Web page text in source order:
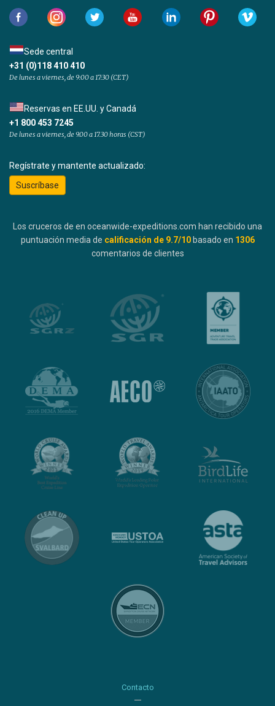
Sede central
+31 (0)118 410 410
De lunes a viernes, de 9:00 a 17:30 (CET)
Reservas en EE.UU. y Canadá
+1 800 453 7245
De lunes a viernes, de 9.00 a 17.30 horas (CST)
Regístrate y mantente actualizado:
Suscríbase
Los cruceros de en oceanwide-expeditions.com han recibido una
puntuación media de calificación de 9.7/10 basado en 1306
comentarios de clientes
Contacto